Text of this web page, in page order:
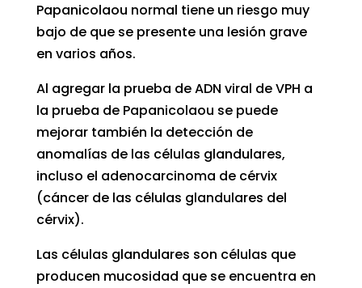
Papanicolaou normal tiene un riesgo muy
bajo de que se presente una lesión grave
en varios años.
Al agregar la prueba de ADN viral de VPH a
la prueba de Papanicolaou se puede
mejorar también la detección de
anomalías de las células glandulares,
incluso el adenocarcinoma de cérvix
(cáncer de las células glandulares del
cérvix).
Las células glandulares son células que
producen mucosidad que se encuentra en